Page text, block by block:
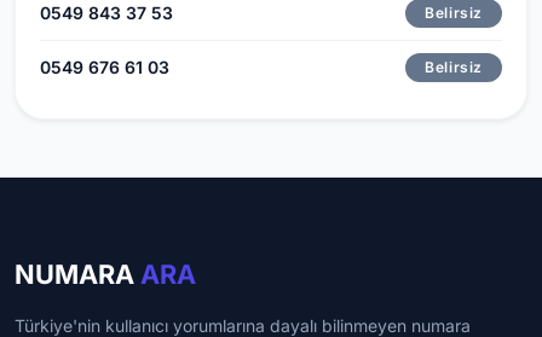
0549 843 37 53 Belirsiz
0549 676 61 03 Belirsiz
NUMARA ARA
Türkiye'nin kullanıcı yorumlarına dayalı bilinmeyen numara